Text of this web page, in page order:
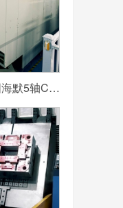
精密模具的好帮手---德国海默5轴CNC加工中心